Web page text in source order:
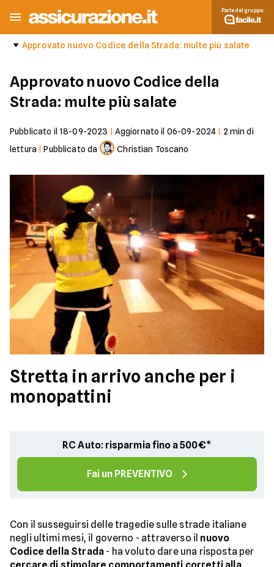
Parte del gruppo:
Approvato nuovo Codice della Strada: multe più salate
Approvato nuovo Codice della
Strada: multe più salate
Pubblicato il 18-09-2023 Aggiornato il 06-09-2024 2 min di
lettura |Pubblicato da Christian Toscano
Stretta in arrivo anche per i
monopattini
RC Auto: risparmia fino a 500€*
Fai un PREVENTIVO
Con il susseguirsi delle tragedie sulle strade italiane
negli ultimi mesi, il governo - attraverso il nuovo
Codice della Strada - ha voluto dare una risposta per